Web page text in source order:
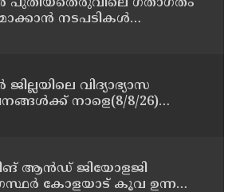
നടപടികള്‍
വിദ്യാഭ്യാസ
നാളെ(8/8/26)
ആൻഡ്​ ജിയോളജി
കോളയാട് കൂവ ഉന്നതി